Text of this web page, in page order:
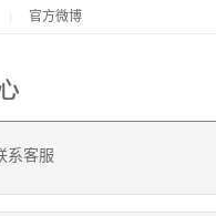
官方微博
系客服